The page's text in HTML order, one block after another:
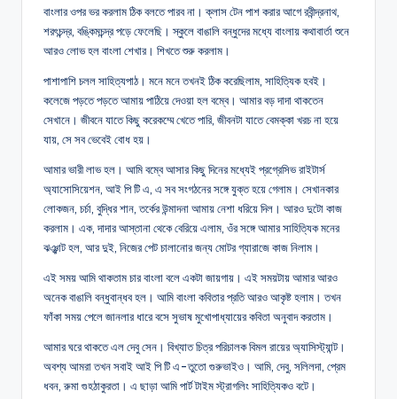
বাংলার ওপর ভর করলাম ঠিক বলতে পারব না। ক্লাস টেন পাশ করার আগে রবীন্দ্রনাথ,
শরৎচন্দ্র, বঙ্কিমচন্দ্র পড়ে ফেলেছি। স্কুলে বাঙালি বন্ধুদের মধ্যে বাংলায় কথাবার্তা শুনে
আরও লোভ হল বাংলা শেখার। শিখতে শুরু করলাম।
পাশাপাশি চলল সাহিত্যপাঠ। মনে মনে তখনই ঠিক করেছিলাম, সাহিত্যিক হবই।
কলেজে পড়তে পড়তে আমায় পাঠিয়ে দেওয়া হল বম্বে। আমার বড় দাদা থাকতেন
সেখানে। জীবনে যাতে কিছু করেকম্মে খেতে পারি, জীবনটা যাতে বেমক্কা খরচ না হয়ে
যায়, সে সব ভেবেই বোধ হয়।
আমার ভারী লাভ হল। আমি বম্বে আসার কিছু দিনের মধ্যেই প্রগ্রেসিভ রাইটার্স
অ্যাসোসিয়েশন, আই পি টি এ, এ সব সংগঠনের সঙ্গে যুক্ত হয়ে গেলাম। সেখানকার
লোকজন, চর্চা, বুদ্ধির শান, তর্কের উন্মাদনা আমায় নেশা ধরিয়ে দিল। আরও দুটো কাজ
করলাম। এক, দাদার আস্তানা থেকে বেরিয়ে এলাম, ওঁর সঙ্গে আমার সাহিত্যিক মনের
ঝঞ্ঝাট হল, আর দুই, নিজের পেট চালানোর জন্য মোটর গ্যারাজে কাজ নিলাম।
এই সময় আমি থাকতাম চার বাংলা বলে একটা জায়গায়। এই সময়টায় আমার আরও
অনেক বাঙালি বন্ধুবান্ধব হল। আমি বাংলা কবিতার প্রতি আরও আকৃষ্ট হলাম। তখন
ফাঁকা সময় পেলে জানলার ধারে বসে সুভাষ মুখোপাধ্যায়ের কবিতা অনুবাদ করতাম।
আমার ঘরে থাকতে এল দেবু সেন। বিখ্যাত চিত্র পরিচালক বিমল রায়ের অ্যাসিস্ট্যান্ট।
অবশ্য আমরা তখন সবাই আই পি টি এ-তুতো গুরুভাইও। আমি, দেবু, সলিলদা, প্রেম
ধবন, রুমা গুহঠাকুরতা। এ ছাড়া আমি পার্ট টাইম স্ট্রাগলিং সাহিত্যিকও বটে।